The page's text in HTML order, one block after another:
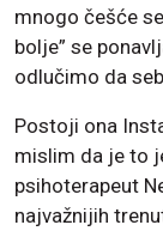
mnogo češće
bolje” se
odlučimo da
Postoji ona
mislim da je to
psihoterapeut
najvažnijih